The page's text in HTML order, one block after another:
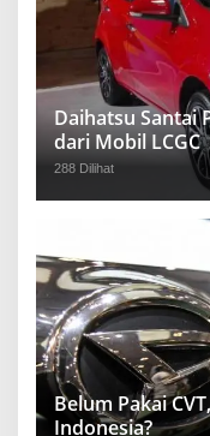
Daihatsu Santai
dari Mobil LCGC
288 Dilihat
Belum Pakai
Indonesia?